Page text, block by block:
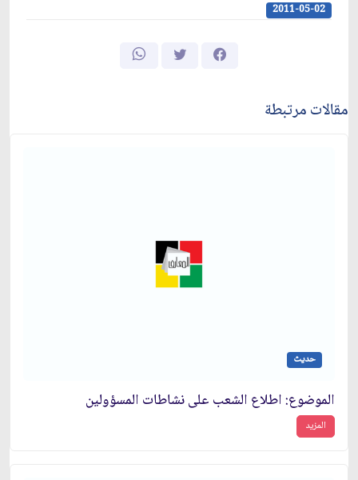
2011-05-02
مقالات مرتبطة
حديث
الموضوع: اطلاع الشعب على نشاطات المسؤولين‏
المزيد